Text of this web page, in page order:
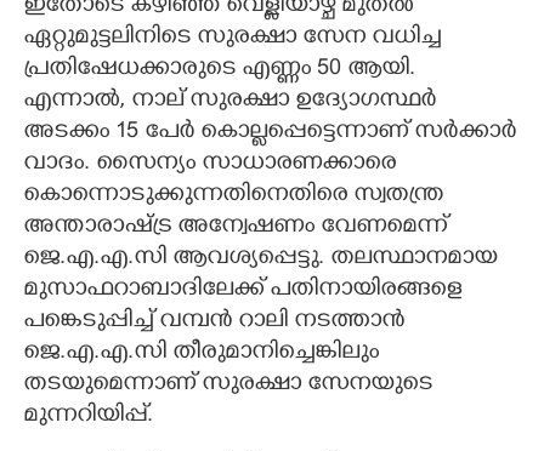
ഇതോടെ കഴിഞ്ഞ വെള്ളിയാഴ്ച മുതൽ
ഏറ്റുമുട്ടലിനിടെ സുരക്ഷാ സേന വധിച്ച
പ്രതിഷേധക്കാരുടെ എണ്ണം 50 ആയി.
എന്നാൽ, നാല് സുരക്ഷാ ഉദ്യോഗസ്ഥർ
അടക്കം 15 പേർ കൊല്ലപ്പെട്ടെന്നാണ് സർക്കാർ
വാദം. സൈന്യം സാധാരണക്കാരെ
കൊന്നൊടുക്കുന്നതിനെതിരെ സ്വതന്ത്ര
അന്താരാഷ്ട്ര അന്വേഷണം വേണമെന്ന്
ജെ.എ.എ.സി ആവശ്യപ്പെട്ടു. തലസ്ഥാനമായ
മുസാഫറാബാദിലേക്ക് പതിനായിരങ്ങളെ
പങ്കെടുപ്പിച്ച് വമ്പൻ റാലി നടത്താൻ
ജെ.എ.എ.സി തീരുമാനിച്ചെങ്കിലും
തടയുമെന്നാണ് സുരക്ഷാ സേനയുടെ
മുന്നറിയിപ്പ്.